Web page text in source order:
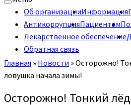
Об организацииИнформация
АнтикоррупцияПациентам
Лекарственное обеспечение
Обратная связь
Главная » Новости »Осторожно!
ловушка начала зимы!
Осторожно! Тонкий